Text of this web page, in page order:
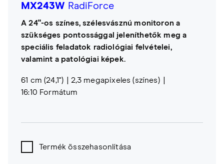
MX243W RadiForce
A 24"-os színes, szélesvásznú monitoron a
szükséges pontossággal jeleníthetők meg a
speciális feladatok radiológiai felvételei,
valamint a patológiai képek.
61 cm (24,1")
2,3 megapixeles (színes)
16:10 Formátum
Termék összehasonlítása